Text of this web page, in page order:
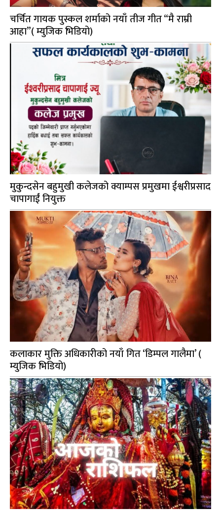
चर्चित गायक पुस्कल शर्माको नयाँ तीज गीत “मै राम्री
आहा”( म्युजिक भिडियो)
मुकुन्दसेन बहुमुखी कलेजको क्याम्पस प्रमुखमा ईश्वरीप्रसाद
चापागाईं नियुक्त
कलाकार मुक्ति अधिकारीको नयाँ गित ‘डिम्पल गालैमा’ (
म्युजिक भिडियो)